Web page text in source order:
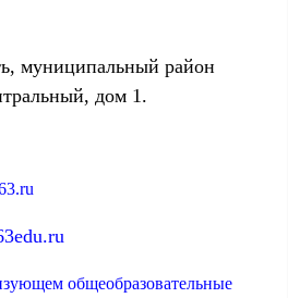
муниципальный район
дом 1.
общеобразовательные